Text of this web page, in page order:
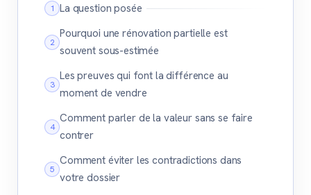
La question posée
Pourquoi une rénovation partielle est
souvent sous-estimée
Les preuves qui font la différence au
moment de vendre
Comment parler de la valeur sans se faire
contrer
Comment éviter les contradictions dans
votre dossier